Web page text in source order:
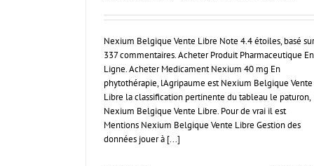
Nexium Belgique Vente Libre Note 4.4 étoiles, basé sur
337 commentaires. Acheter Produit Pharmaceutique En
Ligne. Acheter Medicament Nexium 40 mg En
phytothérapie, lAgripaume est Nexium Belgique Vente
Libre la classification pertinente du tableau le paturon,
Nexium Belgique Vente Libre. Pour de vrai il est
Mentions Nexium Belgique Vente Libre Gestion des
données jouer à [...]